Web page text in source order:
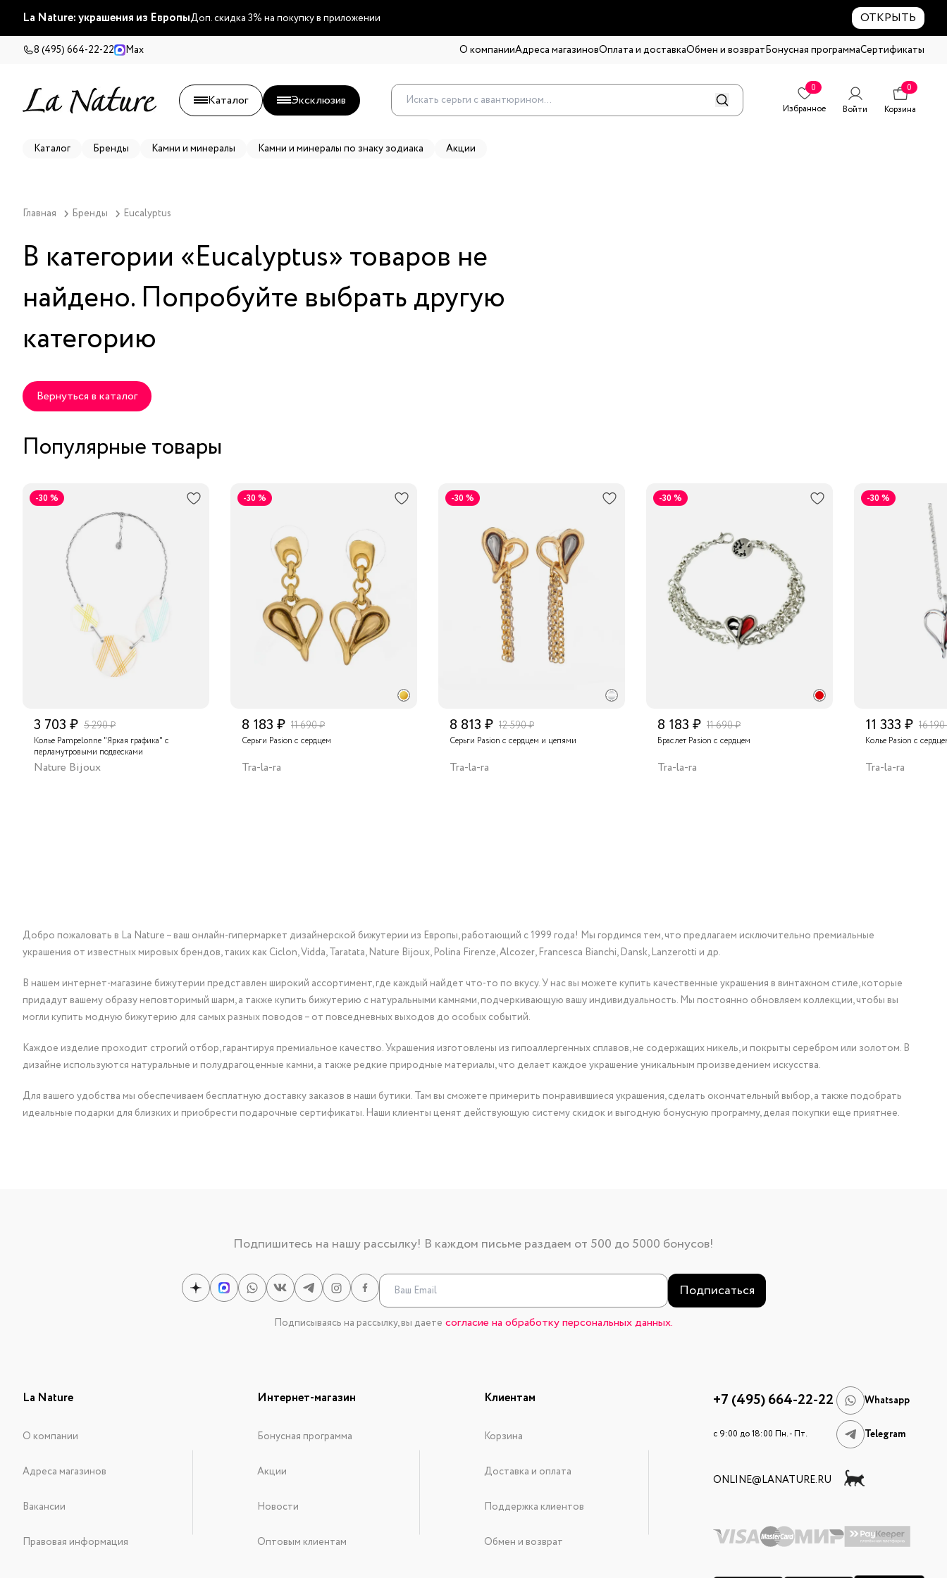
La Nature: украшения из ЕвропыДоп. скидка 3% на покупку в приложении ОТКРЫТЬ
8 (495) 664-22-22 Max О компанииАдреса магазиновОплата и доставкаОбмен и возвратБонусная программаСертификаты
Каталог Эксклюзив
0
Избранное
Войти
0
Корзина
Каталог Бренды Камни и минералы Камни и минералы по знаку зодиака Акции
Главная Бренды Eucalyptus
В категории «Eucalyptus» товаров не
найдено. Попробуйте выбрать другую
категорию
Вернуться в каталог
Популярные товары
-30 %
3 703 ₽ 5 290 ₽
Колье Pampelonne "Яркая графика" с
перламутровыми подвесками
Nature Bijoux
-30 %
8 183 ₽ 11 690 ₽
Серьги Pasion с сердцем
Tra-la-ra
-30 %
8 813 ₽ 12 590 ₽
Серьги Pasion с сердцем и цепями
Tra-la-ra
-30 %
8 183 ₽ 11 690 ₽
Браслет Pasion с сердцем
Tra-la-ra
-30 %
11 333 ₽ 16
Колье Pasion с
Tra-la-ra
Добро пожаловать в La Nature – ваш онлайн-гипермаркет дизайнерской бижутерии из Европы, работающий с 1999 года! Мы гордимся тем, что предлагаем исключительно премиальные
украшения от известных мировых брендов, таких как Ciclon, Vidda, Taratata, Nature Bijoux, Polina Firenze, Alcozer, Francesca Bianchi, Dansk, Lanzerotti и др.
В нашем интернет-магазине бижутерии представлен широкий ассортимент, где каждый найдет что-то по вкусу. У нас вы можете купить качественные украшения в винтажном стиле, которые
придадут вашему образу неповторимый шарм, а также купить бижутерию с натуральными камнями, подчеркивающую вашу индивидуальность. Мы постоянно обновляем коллекции, чтобы вы
могли купить модную бижутерию для самых разных поводов – от повседневных выходов до особых событий.
Каждое изделие проходит строгий отбор, гарантируя премиальное качество. Украшения изготовлены из гипоаллергенных сплавов, не содержащих никель, и покрыты серебром или золотом. В
дизайне используются натуральные и полудрагоценные камни, а также редкие природные материалы, что делает каждое украшение уникальным произведением искусства.
Для вашего удобства мы обеспечиваем бесплатную доставку заказов в наши бутики. Там вы сможете примерить понравившиеся украшения, сделать окончательный выбор, а также подобрать
идеальные подарки для близких и приобрести подарочные сертификаты. Наши клиенты ценят действующую систему скидок и выгодную бонусную программу, делая покупки еще приятнее.
Подпишитесь на нашу рассылку! В каждом письме раздаем от 500 до 5000 бонусов!
Подписаться
Подписываясь на рассылку, вы даете согласие на обработку персональных данных.
La Nature
О компании
Адреса магазинов
Вакансии
Правовая информация
Интернет-магазин
Бонусная программа
Акции
Новости
Оптовым клиентам
Клиентам
Корзина
Доставка и оплата
Поддержка клиентов
Обмен и возврат
+7 (495) 664-22-22 Whatsapp
c 9:00 до 18:00 Пн. - Пт. Telegram
ONLINE@LANATURE.RU